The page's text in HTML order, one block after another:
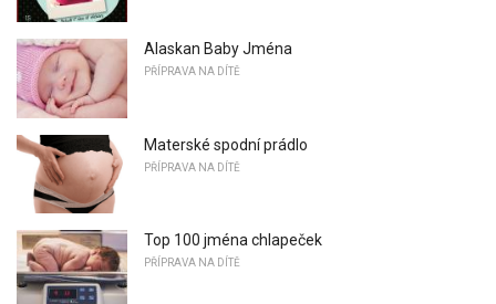
Alaskan Baby Jména
PŘÍPRAVA NA DÍTĚ
Materské spodní prádlo
PŘÍPRAVA NA DÍTĚ
Top 100 jména chlapeček
PŘÍPRAVA NA DÍTĚ